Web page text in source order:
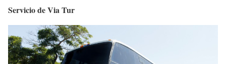
Servicio de Via Tur